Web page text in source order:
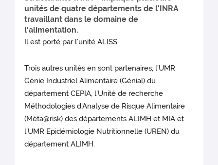
unités de quatre départements de l'INRA
travaillant dans le domaine de
l'alimentation.
Il est porté par l’unité ALISS.
Trois autres unités en sont partenaires, l’UMR
Génie Industriel Alimentaire (Génial) du
département CEPIA, l’Unité de recherche
Méthodologies d'Analyse de Risque Alimentaire
(Méta@risk) des départements ALIMH et MIA et
l’UMR Epidémiologie Nutritionnelle (UREN) du
département ALIMH.